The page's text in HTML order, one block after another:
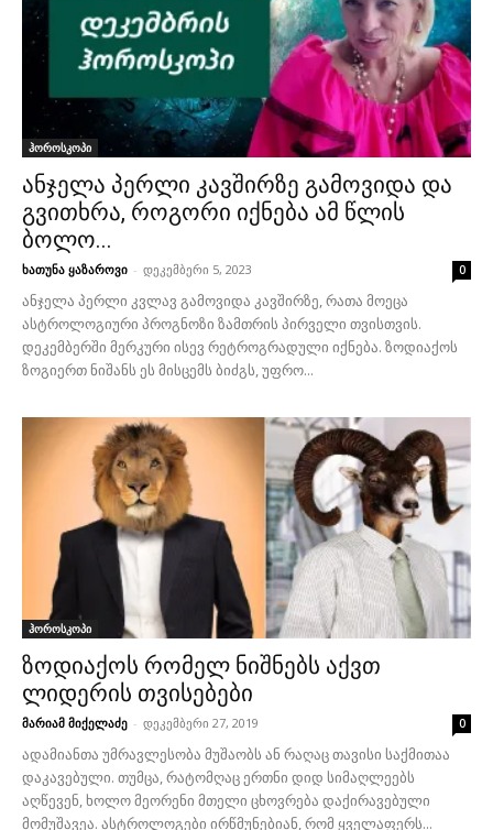
ჰოროსკოპი
ანჯელა პერლი კავშირზე გამოვიდა და
გვითხრა, როგორი იქნება ამ წლის
ბოლო...
ხათუნა ყაზაროვი - დეკემბერი 5, 2023 0
ანჯელა პერლი კვლავ გამოვიდა კავშირზე, რათა მოეცა
ასტროლოგიური პროგნოზი ზამთრის პირველი თვისთვის.
დეკემბერში მერკური ისევ რეტროგრადული იქნება. ზოდიაქოს
ზოგიერთ ნიშანს ეს მისცემს ბიძგს, უფრო...
ჰოროსკოპი
ზოდიაქოს რომელ ნიშნებს აქვთ
ლიდერის თვისებები
მარიამ მიქელაძე - დეკემბერი 27, 2019 0
ადამიანთა უმრავლესობა მუშაობს ან რაღაც თავისი საქმითაა
დაკავებული. თუმცა, რატომღაც ერთნი დიდ სიმაღლეებს
აღწევენ, ხოლო მეორენი მთელი ცხოვრება დაქირავებული
მომუშავეა. ასტროლოგები ირწმუნებიან, რომ ყველაფერს...